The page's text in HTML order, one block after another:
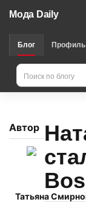
Мода Daily
Блог Профиль
Автор
Татьяна